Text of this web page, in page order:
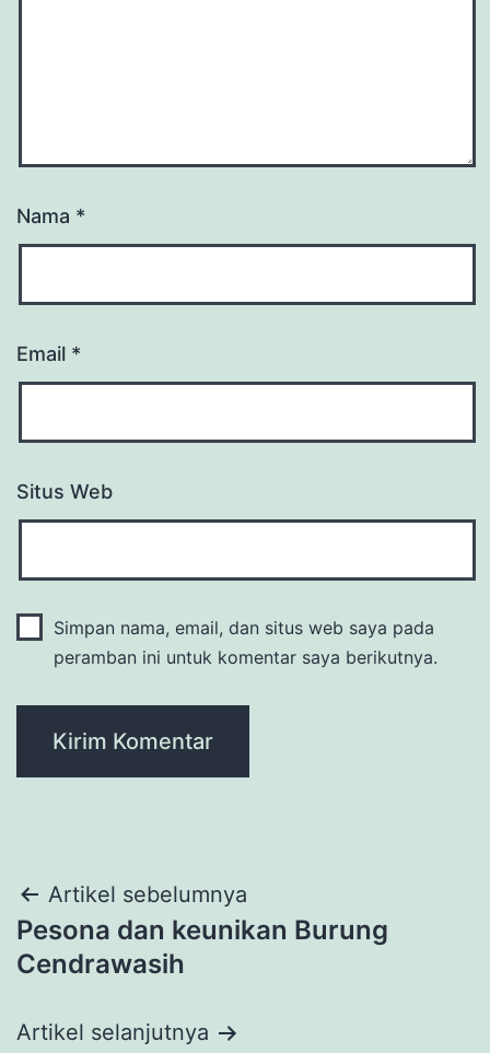
Nama *
Email *
Situs Web
Simpan nama, email, dan situs web saya pada
peramban ini untuk komentar saya berikutnya.
Navigasi
pos
Artikel sebelumnya
Pesona dan keunikan Burung
Cendrawasih
Artikel selanjutnya